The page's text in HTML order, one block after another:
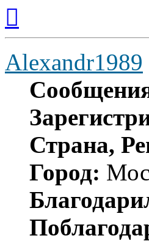
началу
Alexandr1989
Страна,
Город: